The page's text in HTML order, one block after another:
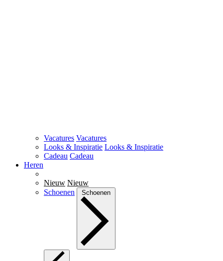
Vacatures Vacatures
Looks & Inspiratie Looks & Inspiratie
Cadeau Cadeau
Heren
Nieuw Nieuw
Schoenen
Schoenen